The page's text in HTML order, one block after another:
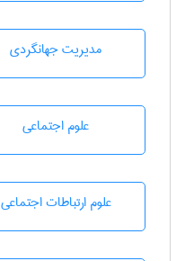
مديريت جهانگردی
علوم اجتماعی
علوم ارتباطات اجتماعی